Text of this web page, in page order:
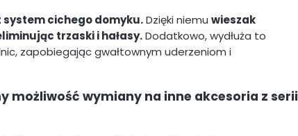
cichego domyku.Dzięki niemu wieszak
trzaski i hałasy.Dodatkowo, wydłuża to
zapobiegając gwałtownym uderzeniom i
możliwość wymiany na inne akcesoria z serii